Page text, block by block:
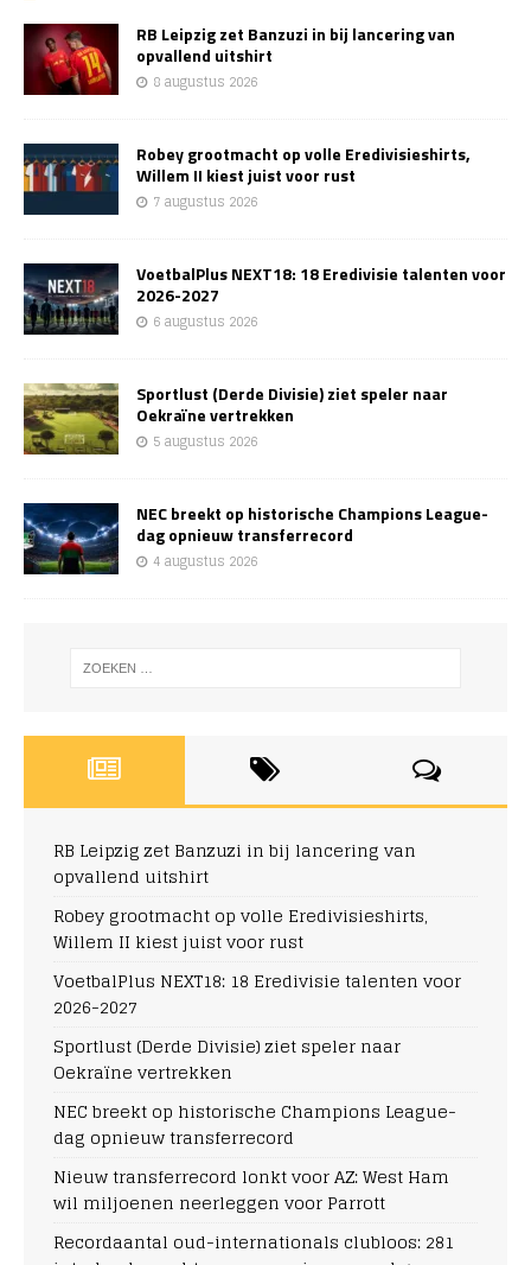
RB Leipzig zet Banzuzi in bij lancering van
opvallend uitshirt
8 augustus 2026
Robey grootmacht op volle Eredivisieshirts,
Willem II kiest juist voor rust
7 augustus 2026
VoetbalPlus NEXT18: 18 Eredivisie talenten voor
2026-2027
6 augustus 2026
Sportlust (Derde Divisie) ziet speler naar
Oekraïne vertrekken
5 augustus 2026
NEC breekt op historische Champions League-
dag opnieuw transferrecord
4 augustus 2026
RB Leipzig zet Banzuzi in bij lancering van
opvallend uitshirt
Robey grootmacht op volle Eredivisieshirts,
Willem II kiest juist voor rust
VoetbalPlus NEXT18: 18 Eredivisie talenten voor
2026-2027
Sportlust (Derde Divisie) ziet speler naar
Oekraïne vertrekken
NEC breekt op historische Champions League-
dag opnieuw transferrecord
Nieuw transferrecord lonkt voor AZ: West Ham
wil miljoenen neerleggen voor Parrott
Recordaantal oud-internationals clubloos: 281